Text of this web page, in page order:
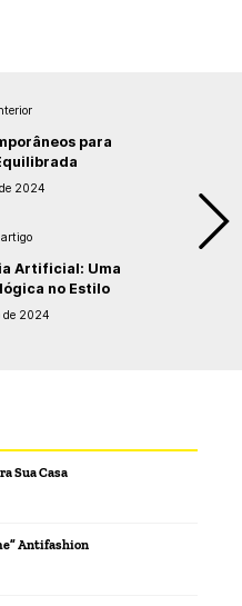
para
2024
Artificial: Uma
no Estilo
de 2024
Sua Casa
Antifashion